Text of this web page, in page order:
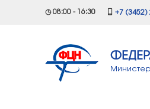
◷ 08:00 - 16:30 +7 (3452)